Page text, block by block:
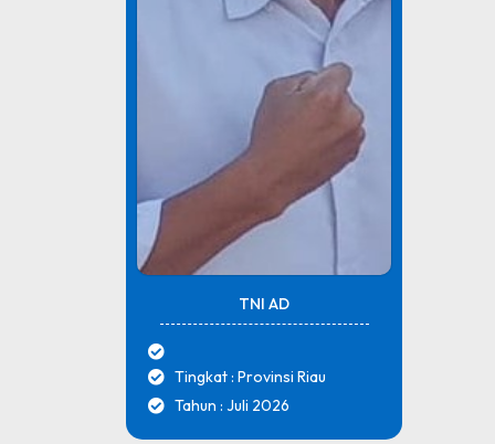
TNI AD
Tingkat : Provinsi Riau
Tahun : Juli 2026